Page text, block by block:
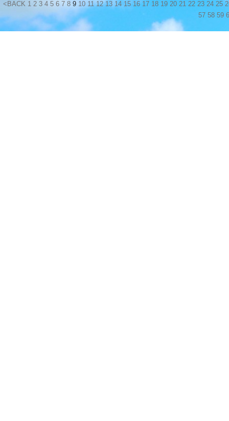
<BACK 1 2 3 4 5 6 7 8 9 10 11 12 13 14 15 16 17 18 19 20 21 22 23 24 25
57 58 59